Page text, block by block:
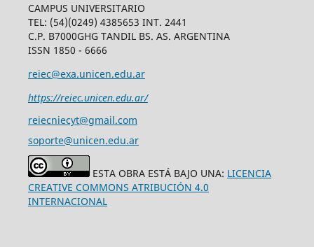
CAMPUS UNIVERSITARIO
TEL: (54)(0249) 4385653 INT. 2441
C.P. B7000GHG TANDIL BS. AS. ARGENTINA
ISSN 1850 - 6666
reiec@exa.unicen.edu.ar
https://reiec.unicen.edu.ar/
reiecniecyt@gmail.com
soporte@unicen.edu.ar
ESTA OBRA ESTÁ BAJO UNA: LICENCIA
CREATIVE COMMONS ATRIBUCIÓN 4.0
INTERNACIONAL